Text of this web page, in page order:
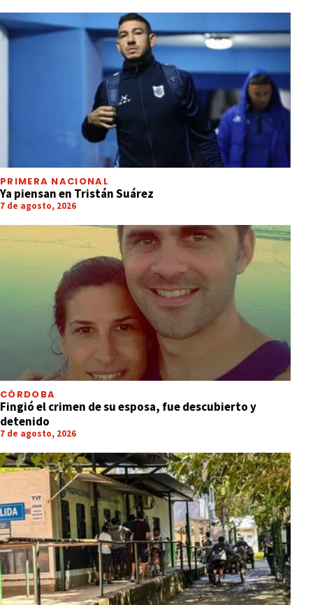
PRIMERA NACIONAL
Ya piensan en Tristán Suárez
7 de agosto, 2026
CÓRDOBA
Fingió el crimen de su esposa, fue descubierto y
detenido
7 de agosto, 2026